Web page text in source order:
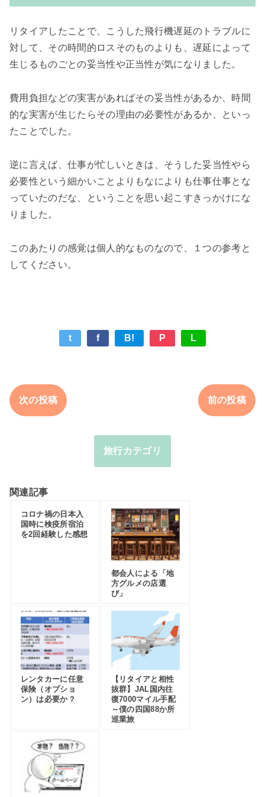
リタイアしたことで、こうした飛行機遅延のトラブルに
対して、その時間的ロスそのものよりも、遅延によって
生じるものごとの妥当性や正当性が気になりました。
費用負担などの実害があればその妥当性があるか、時間
的な実害が生じたらその理由の必要性があるか、といっ
たことでした。
逆に言えば、仕事が忙しいときは、そうした妥当性やら
必要性という細かいことよりもなによりも仕事仕事とな
っていたのだな、ということを思い起こすきっかけにな
りました。
このあたりの感覚は個人的なものなので、１つの参考と
してください。
t f B! P L
次の投稿 前の投稿
旅行カテゴリ
関連記事
コロナ禍の日本入
国時に検疫所宿泊
を2回経験した感想
都会人による「地
方グルメの店選
び」
レンタカーに任意
保険（オプショ
ン）は必要か？
【リタイアと相性
抜群】JAL国内往
復7000マイル手配
～僕の四国88か所
巡業旅